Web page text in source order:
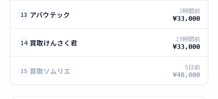
13 アバウテック 2時間前
¥33,000
14 買取けんさく君 19時間前
¥33,000
15 買取ソムリエ 5日前
¥40,000